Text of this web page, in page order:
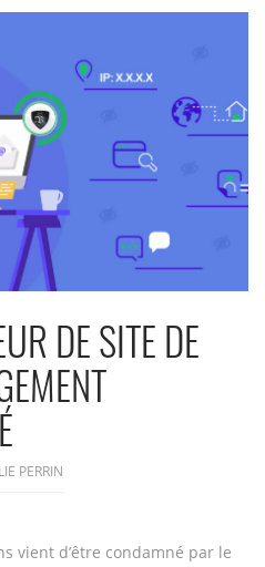
DE SITE DE
PERRIN
vient d’être condamné par le